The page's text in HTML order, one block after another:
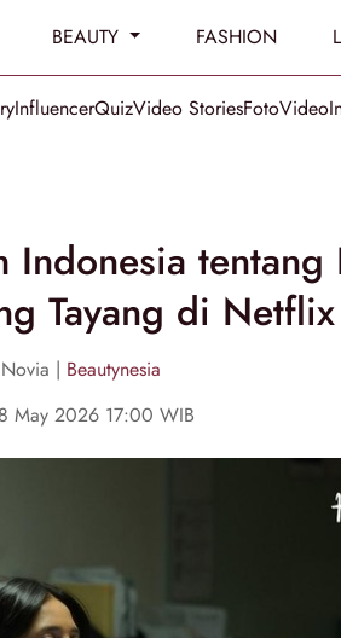
BEAUTY FASHION
InfluencerQuizVideo StoriesFotoVideo
Indonesia tentang
Tayang di Netflix
| Beautynesia
May 2026 17:00 WIB